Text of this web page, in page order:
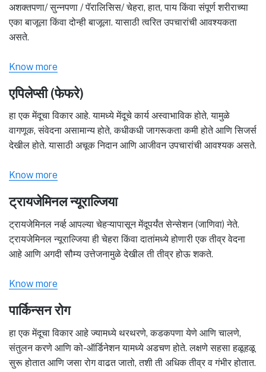
अशक्तपणा/ सुन्नपणा / पॅरालिसिस/ चेहरा, हात, पाय किंवा संपूर्ण शरीराच्या
एका बाजूला किंवा दोन्ही बाजूला. यासाठी त्वरित उपचारांची आवश्यकता
असते.
Know more
एपिलेप्सी (फेफरे)
हा एक मेंदूचा विकार आहे. यामध्ये मेंदूचे कार्य अस्वाभाविक होते, यामुळे
वागणूक, संवेदना असामान्य होते, कधीकधी जागरूकता कमी होते आणि सिजर्स
देखील होते. यासाठी अचूक निदान आणि आजीवन उपचारांची आवश्यक असते.
Know more
ट्रायजेमिनल न्यूराल्जिया
ट्रायजेमिनल नर्व्ह आपल्या चेहऱ्यापासून मेंदूपर्यंत सेन्सेशन (जाणिवा) नेते.
ट्रायजेमिनल न्यूराल्जिया ही चेहरा किंवा दातांमध्ये होणारी एक तीव्र वेदना
आहे आणि अगदी सौम्य उत्तेजनामुळे देखील ती तीव्र होऊ शकते.
Know more
पार्किन्सन रोग
हा एक मेंदूचा विकार आहे ज्यामध्ये थरथरणे, कडकपणा येणे आणि चालणे,
संतुलन करणे आणि को-ऑर्डिनेशन यामध्ये अडचण होते. लक्षणे सहसा हळूहळू
सुरू होतात आणि जसा रोग वाढत जातो, तशी ती अधिक तीव्र व गंभीर होतात.